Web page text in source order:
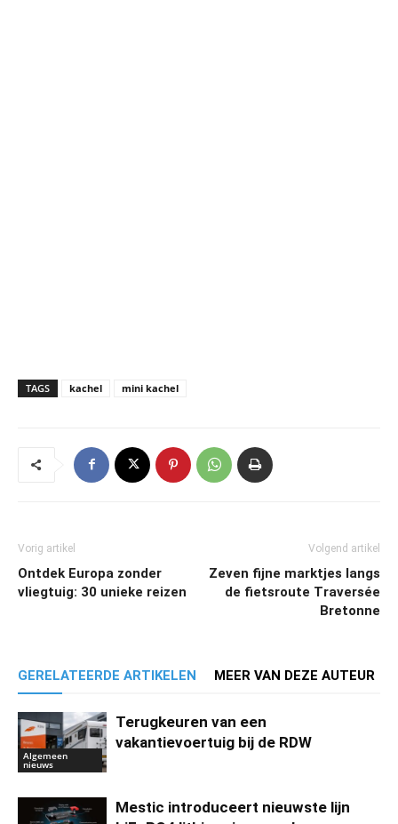
TAGS kachel mini kachel
Vorig artikel
Ontdek Europa zonder
vliegtuig: 30 unieke reizen
Volgend artikel
Zeven fijne marktjes langs
de fietsroute Traversée
Bretonne
GERELATEERDE ARTIKELEN MEER VAN DEZE AUTEUR
Algemeen
nieuws
Terugkeuren van een
vakantievoertuig bij de RDW
Mestic introduceert nieuwste lijn